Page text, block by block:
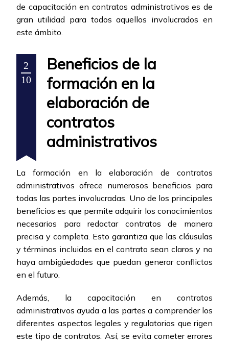
de capacitación en contratos administrativos es de
gran utilidad para todos aquellos involucrados en
este ámbito.
2
10
Beneficios de la
formación en la
elaboración de
contratos
administrativos
La formación en la elaboración de contratos
administrativos ofrece numerosos beneficios para
todas las partes involucradas. Uno de los principales
beneficios es que permite adquirir los conocimientos
necesarios para redactar contratos de manera
precisa y completa. Esto garantiza que las cláusulas
y términos incluidos en el contrato sean claros y no
haya ambigüedades que puedan generar conflictos
en el futuro.
Además, la capacitación en contratos
administrativos ayuda a las partes a comprender los
diferentes aspectos legales y regulatorios que rigen
este tipo de contratos. Así, se evita cometer errores